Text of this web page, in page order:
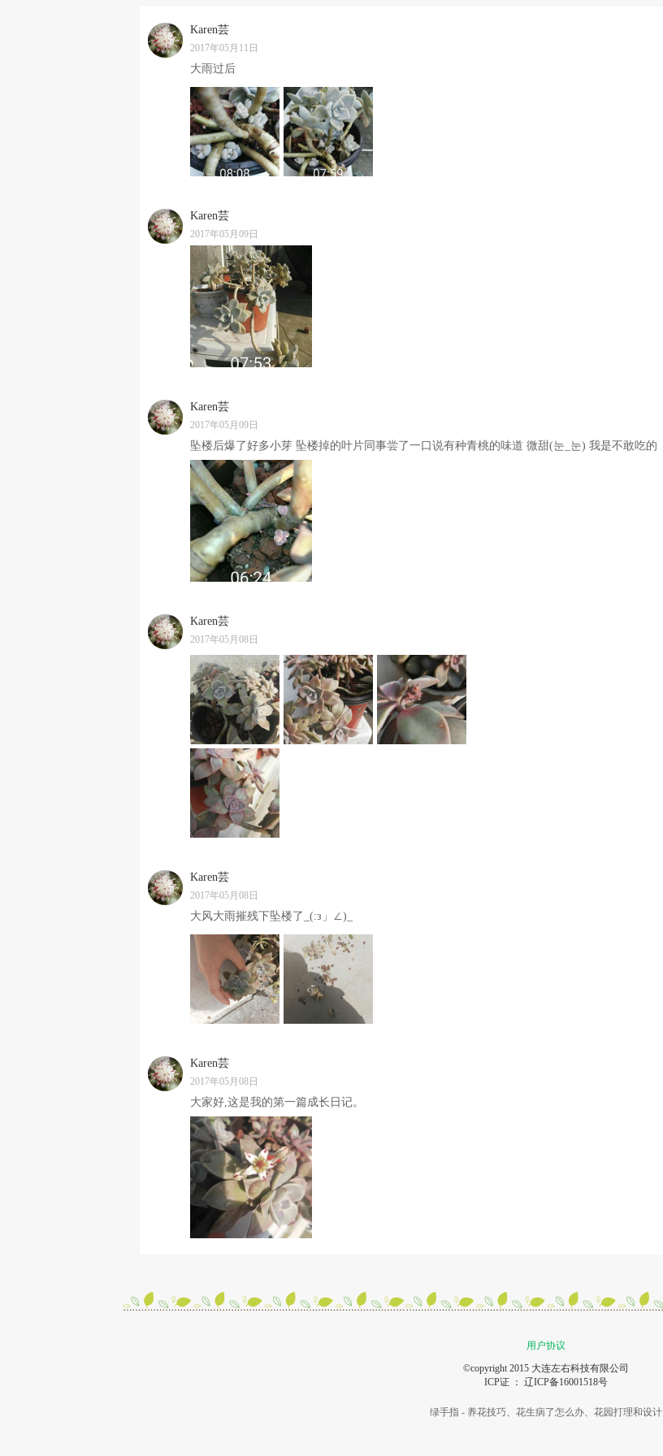
Karen芸
2017年05月11日
大雨过后
Karen芸
2017年05月09日
Karen芸
2017年05月09日
坠楼后爆了好多小芽 坠楼掉的叶片同事尝了一口说有种青桃的味道 微甜(눈_눈) 我是不敢吃的
Karen芸
2017年05月08日
Karen芸
2017年05月08日
大风大雨摧残下坠楼了_(:з」∠)_
Karen芸
2017年05月08日
大家好,这是我的第一篇成长日记。
用户协议
©copyright 2015 大连左右科技有限公司
ICP证 ： 辽ICP备16001518号
绿手指 - 养花技巧、花生病了怎么办、花园打理和设计